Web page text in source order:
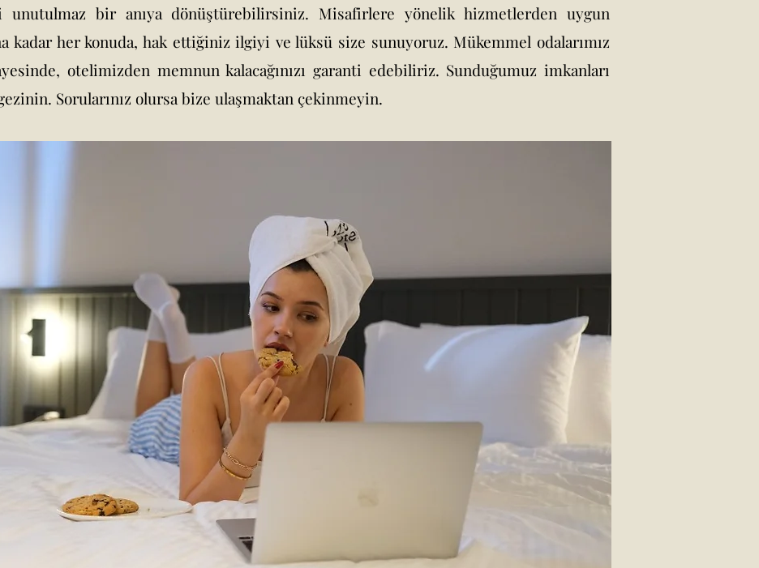
unutulmaz bir anıya dönüştürebilirsiniz. Misafirlere yönelik hizmetlerden uygun
kadar her konuda, hak ettiğiniz ilgiyi ve lüksü size sunuyoruz. Mükemmel odalarımız
otelimizden memnun kalacağınızı garanti edebiliriz. Sunduğumuz imkanları
Sorularınız olursa bize ulaşmaktan çekinmeyin.